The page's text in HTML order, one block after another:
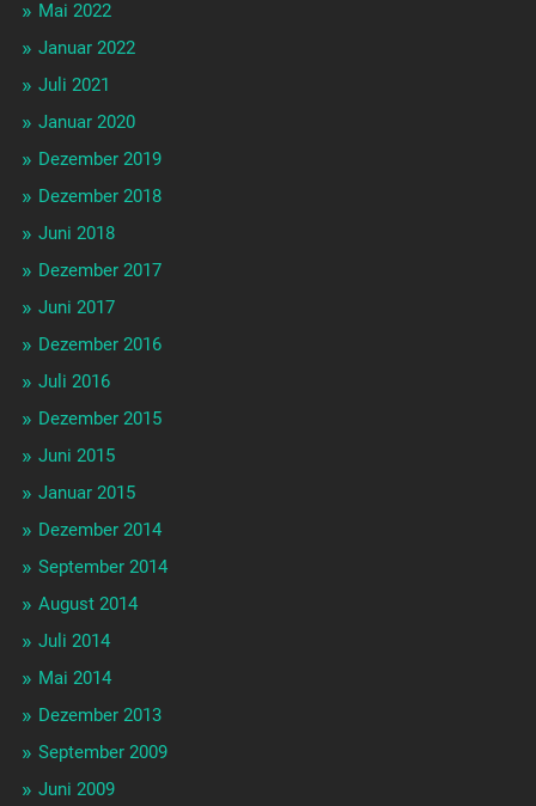
Mai 2022
Januar 2022
Juli 2021
Januar 2020
Dezember 2019
Dezember 2018
Juni 2018
Dezember 2017
Juni 2017
Dezember 2016
Juli 2016
Dezember 2015
Juni 2015
Januar 2015
Dezember 2014
September 2014
August 2014
Juli 2014
Mai 2014
Dezember 2013
September 2009
Juni 2009